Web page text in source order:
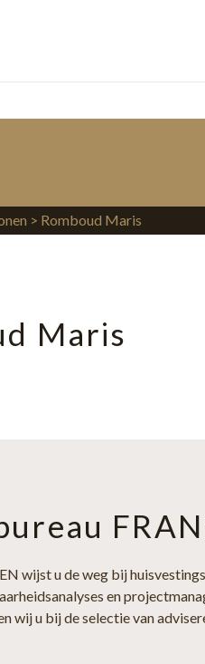
> Romboud Maris
Maris
wijst u de weg bij
en
wij u bij de selectie van